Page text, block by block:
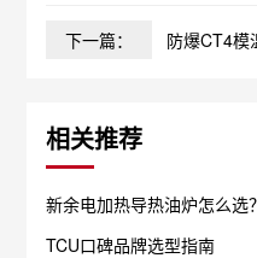
下一篇： 防爆CT4模
相关推荐
新余电加热导热油炉怎么选
TCU口碑品牌选型指南